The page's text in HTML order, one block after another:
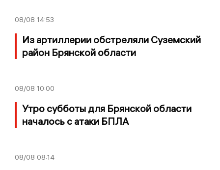
08/08 14:53
Из артиллерии обстреляли Суземский
район Брянской области
08/08 10:00
Утро субботы для Брянской области
началось с атаки БПЛА
08/08 08:14